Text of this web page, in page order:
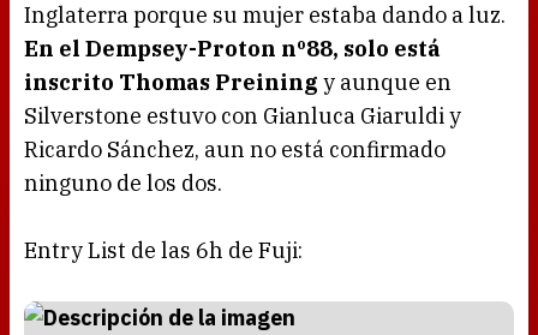
Inglaterra porque su mujer estaba dando a luz.
En el Dempsey-Proton nº88, solo está
inscrito Thomas Preining y aunque en
Silverstone estuvo con Gianluca Giaruldi y
Ricardo Sánchez, aun no está confirmado
ninguno de los dos.
Entry List de las 6h de Fuji: